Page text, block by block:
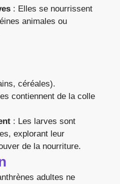
: Elles se nourrissent
animales ou
céréales).
contiennent de la colle
: Les larves sont
explorant leur
de la nourriture.
adultes ne